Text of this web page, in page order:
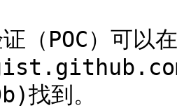
（POC）可以
找到。